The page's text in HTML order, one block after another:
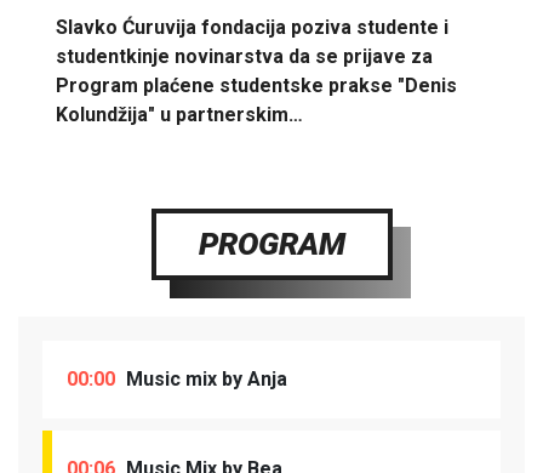
Slavko Ćuruvija fondacija poziva studente i
studentkinje novinarstva da se prijave za
Program plaćene studentske prakse "Denis
Kolundžija" u partnerskim…
PROGRAM
00:00 Music mix by Anja